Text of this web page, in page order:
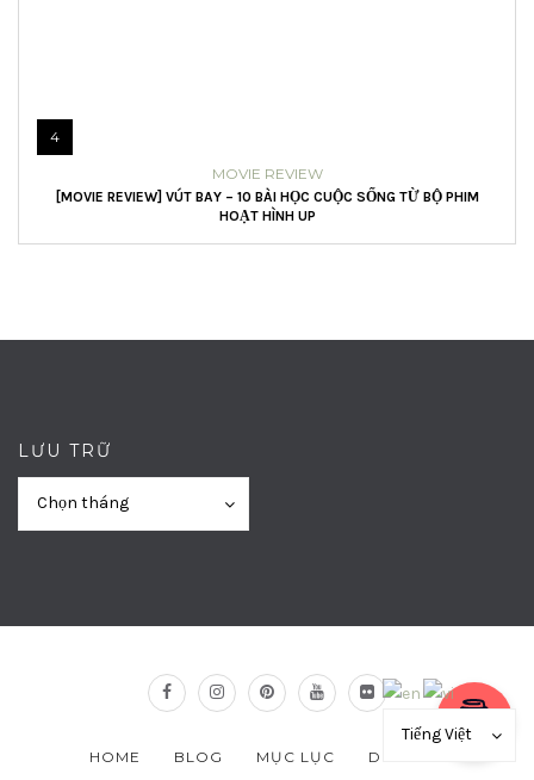
4
MOVIE REVIEW
[MOVIE REVIEW] VÚT BAY – 10 BÀI HỌC CUỘC SỐNG TỪ BỘ PHIM
HOẠT HÌNH UP
LƯU TRỮ
Chọn tháng
HOME BLOG MỤC LỤC DONATION
Tiếng Việt